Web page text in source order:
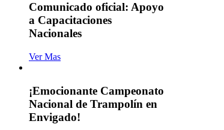
Comunicado oficial: Apoyo
a Capacitaciones
Nacionales
Ver Mas
¡Emocionante Campeonato
Nacional de Trampolín en
Envigado!